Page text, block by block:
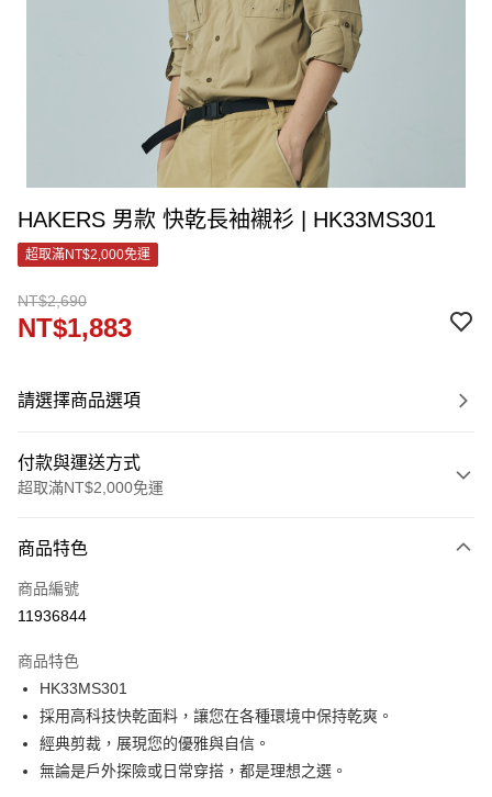
HAKERS 男款 快乾長袖襯衫 | HK33MS301
超取滿NT$2,000免運
NT$2,690
NT$1,883
請選擇商品選項
付款與運送方式
超取滿NT$2,000免運
信用卡一次付款
LINE Pay
街口支付
悠遊付
ATM付款
商品特色
商品編號
11936844
商品特色
HK33MS301
採用高科技快乾面料，讓您在各種環境中保持乾爽。
經典剪裁，展現您的優雅與自信。
無論是戶外探險或日常穿搭，都是理想之選。